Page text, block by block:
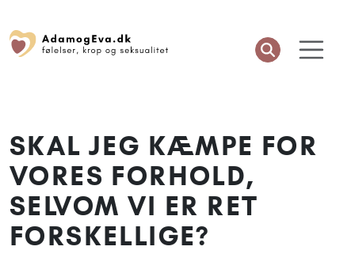
SKAL JEG KÆMPE FOR
VORES FORHOLD,
SELVOM VI ER RET
FORSKELLIGE?